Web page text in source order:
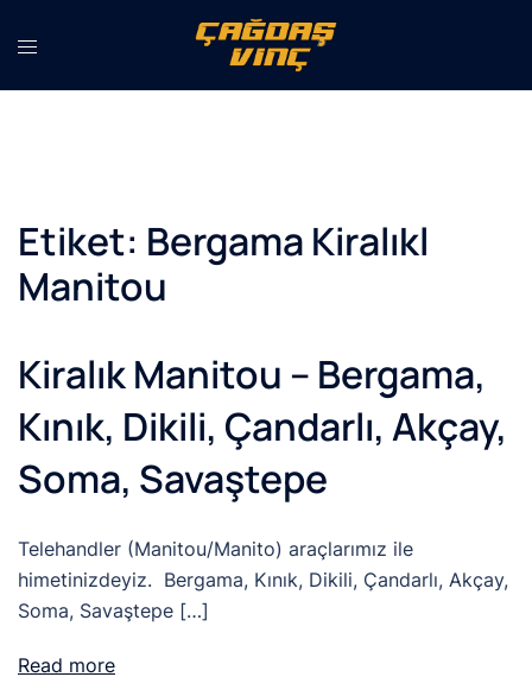
atla
Etiket: Bergama Kiralıkl
Manitou
Kiralık Manitou – Bergama,
Kınık, Dikili, Çandarlı, Akçay,
Soma, Savaştepe
Telehandler (Manitou/Manito) araçlarımız ile
himetinizdeyiz. Bergama, Kınık, Dikili, Çandarlı, Akçay,
Soma, Savaştepe […]
Read more